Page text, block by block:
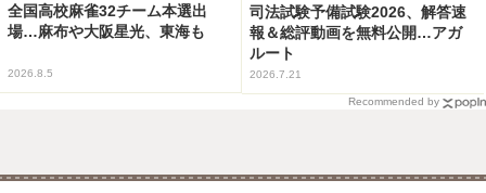
全国高校麻雀32チーム本選出
場…麻布や大阪星光、東海も
2026.8.5
司法試験予備試験2026、解答速
報＆総評動画を無料公開…アガ
ルート
2026.7.21
Recommended by